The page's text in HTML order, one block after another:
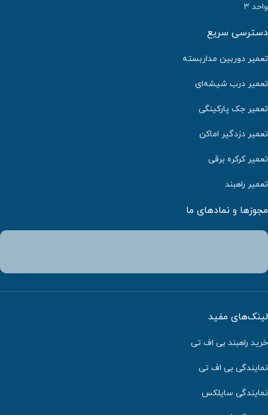
واحد ۳
دسترسی سریع
تعمیر دوربین مداربسته
تعمیر درب شیشه‌ای
تعمیر جک پارکینگی
تعمیر دزدگیر اماکن
تعمیر کرکره برقی
تعمیر راهبند
مجوزها و نمادهای ما
لینک‌های مفید
خرید راهبند بی اف تی
نمایندگی بی اف تی
نمایندگی سایلکس